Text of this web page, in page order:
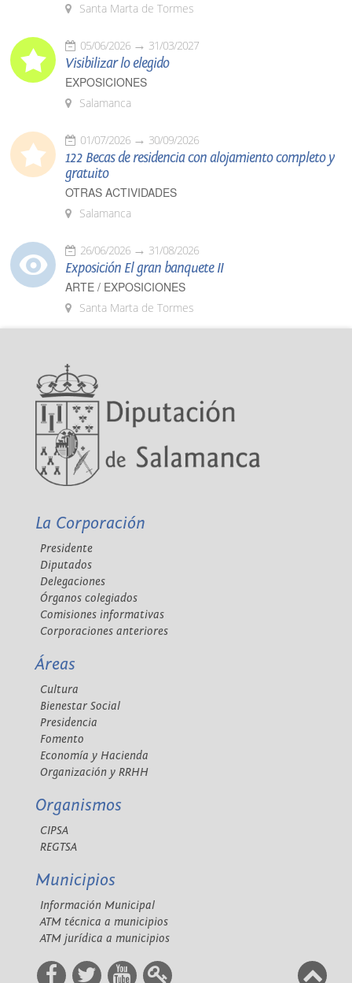
Santa Marta de Tormes
05/06/2026 31/03/2027
Visibilizar lo elegido
EXPOSICIONES
Salamanca
01/07/2026 30/09/2026
122 Becas de residencia con alojamiento completo y
gratuito
OTRAS ACTIVIDADES
Salamanca
26/06/2026 31/08/2026
Exposición El gran banquete II
ARTE / EXPOSICIONES
Santa Marta de Tormes
La Corporación
Presidente
Diputados
Delegaciones
Órganos colegiados
Comisiones informativas
Corporaciones anteriores
Áreas
Cultura
Bienestar Social
Presidencia
Fomento
Economía y Hacienda
Organización y RRHH
Organismos
CIPSA
REGTSA
Municipios
Información Municipal
ATM técnica a municipios
ATM jurídica a municipios